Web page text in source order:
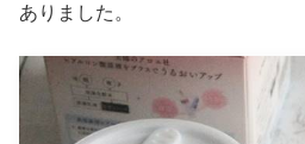
ありました。